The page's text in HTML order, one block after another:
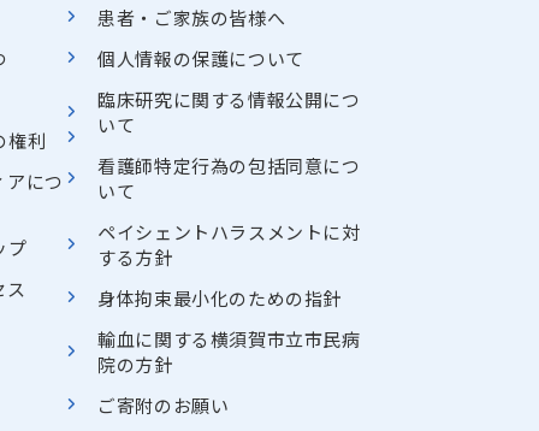
権利
アにつ
プ
ス
患者・ご家族の皆様へ
個人情報の保護について
臨床研究に関する情報公開につ
いて
看護師特定行為の包括同意につ
いて
ペイシェントハラスメントに対
する方針
身体拘束最小化のための指針
輸血に関する横須賀市立市民病
院の方針
ご寄附のお願い